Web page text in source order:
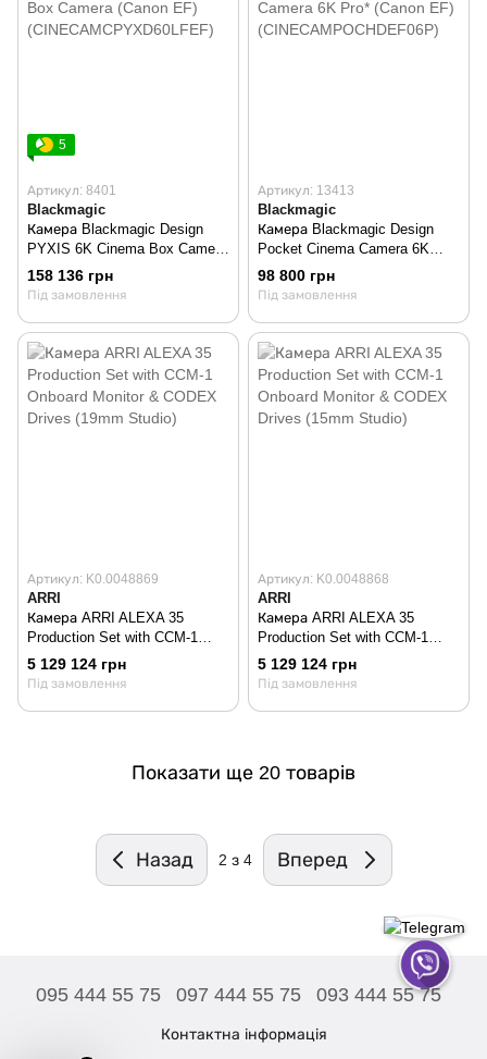
5
Артикул: 8401
Blackmagic
Камера Blackmagic Design
PYXIS 6K Cinema Box Camera
(Canon EF)
(CINECAMCPYXD60LFEF)
158 136 грн
Під замовлення
Артикул: 13413
Blackmagic
Камера Blackmagic Design
Pocket Cinema Camera 6K
Pro* (Canon EF)
(CINECAMPOCHDEF06P)
98 800 грн
Під замовлення
Артикул: K0.0048869
ARRI
Камера ARRI ALEXA 35
Production Set with CCM-1
Onboard Monitor & CODEX
Drives (19mm Studio)
5 129 124 грн
Під замовлення
Артикул: K0.0048868
ARRI
Камера ARRI ALEXA 35
Production Set with CCM-1
Onboard Monitor & CODEX
Drives (15mm Studio)
5 129 124 грн
Під замовлення
Показати ще 20 товарів
Назад 2 з 4 Вперед
095 444 55 75 097 444 55 75 093 444 55 75
Контактна інформація